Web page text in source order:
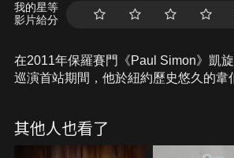
我的星等
影片給分
在2011年保羅賽門《Paul Simon》凱
巡演首站期間，他於紐約歷史悠久的韋
其他人也看了